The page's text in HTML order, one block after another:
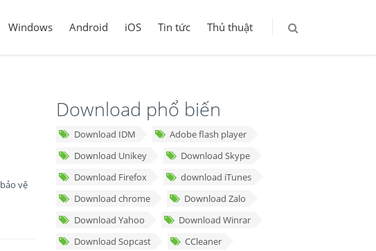
Windows Android iOS Tin tức Thủ thuật
vệ
Download phổ biến
Download IDM
Adobe flash player
Download Unikey
Download Skype
Download Firefox
download iTunes
Download chrome
Download Zalo
Download Yahoo
Download Winrar
Download Sopcast
CCleaner